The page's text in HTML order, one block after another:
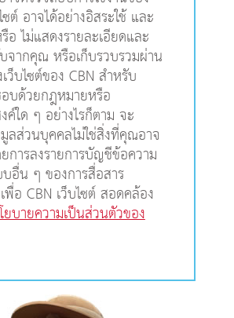
ซต์ อาจได้อย่างอิสระใช้ และ
อ ไม่แสดงรายละเอียดและ
จากคุณ หรือเก็บรวบรวมผ่าน
ว็บไซต์ของ CBN สำหรับ
บด้วยกฎหมายหรือ
ค์ใด ๆ อย่างไรก็ตาม จะ
ลส่วนบุคคลไม่ใช่สิ่งที่คุณอาจ
ยการลงรายการบัญชีข้อความ
อื่น ๆ ของการสื่อสาร
พื่อ CBN เว็บไซต์ สอดคล้อง
ยบายความเป็นส่วนตัวของ